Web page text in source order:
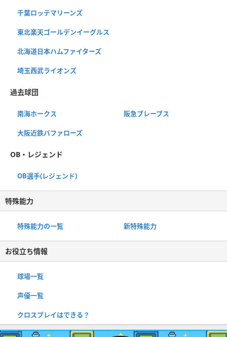
千葉ロッテマリーンズ
東北楽天ゴールデンイーグルス
北海道日本ハムファイターズ
埼玉西武ライオンズ
過去球団
南海ホークス 阪急ブレーブス
大阪近鉄バファローズ
OB・レジェンド
OB選手(レジェンド)
特殊能力
特殊能力の一覧 新特殊能力
お役立ち情報
球場一覧
声優一覧
クロスプレイはできる？